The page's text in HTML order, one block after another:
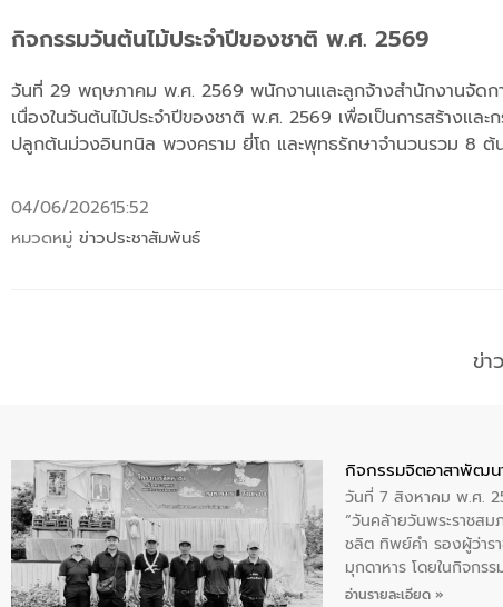
กิจกรรมวันต้นไม้ประจำปีของชาติ พ.ศ. 2569
วันที่ 29 พฤษภาคม พ.ศ. 2569 พนักงานและลูกจ้างสำนักงานจัดก
เนื่องในวันต้นไม้ประจำปีของชาติ พ.ศ. 2569 เพื่อเป็นการสร้างแ
ปลูกต้นม่วงอินทนิล พวงคราม ยี่โถ และพุทธรักษาจำนวนรวม 8 ต้
04/06/202615:52
หมวดหมู่ ข่าวประชาสัมพันธ์
ข่า
กิจกรรมจิตอาสาพัฒน
วันที่ 7 สิงหาคม พ.ศ.
“วันคล้ายวันพระราชส
ชลิต ทิพย์คำ รองผู้ว่าร
มุกดาหาร โดยในกิจกร
พระบรมราชินีนาถ พร
อ่านรายละเอียด »